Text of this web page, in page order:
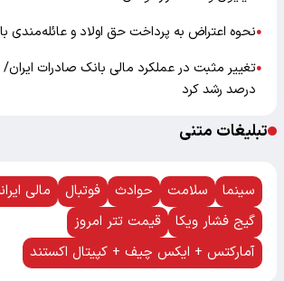
●نحوه اعتراض به پرداخت حق اولاد و عائله‌مندی
●
درصد رشد کرد
تبلیغات متنی
سینما سلامت حوادث فوتبال
مالی
گیج فشار ویکا
قیمت تتر امروز
آمارکتس + ایکس چیف + کپیتال اکستند